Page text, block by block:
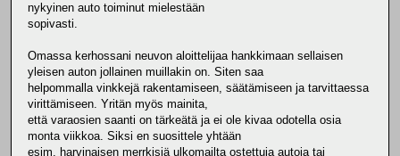
nykyinen auto toiminut mielestään
sopivasti.
Omassa kerhossani neuvon aloittelijaa hankkimaan sellaisen
yleisen auton jollainen muillakin on. Siten saa
helpommalla vinkkejä rakentamiseen, säätämiseen ja tarvittaessa
virittämiseen. Yritän myös mainita,
että varaosien saanti on tärkeätä ja ei ole kivaa odotella osia
monta viikkoa. Siksi en suosittele yhtään
esim. harvinaisen merrkisiä ulkomailta ostettuja autoja tai